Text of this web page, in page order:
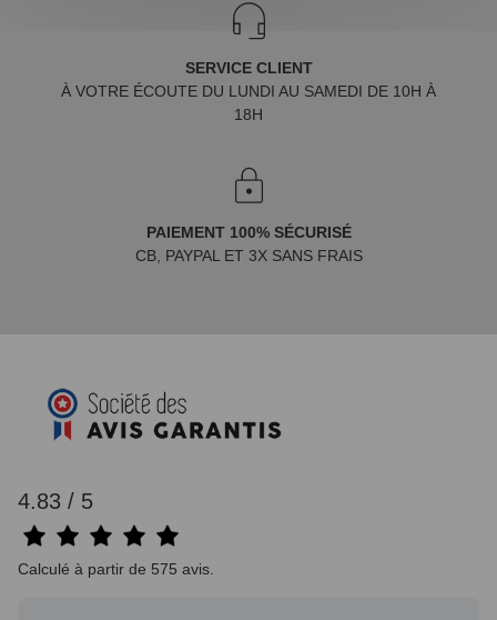
SERVICE CLIENT
À VOTRE ÉCOUTE DU LUNDI AU SAMEDI DE 10H À
18H
PAIEMENT 100% SÉCURISÉ
CB, PAYPAL ET 3X SANS FRAIS
4.83 / 5
Calculé à partir de 575 avis.